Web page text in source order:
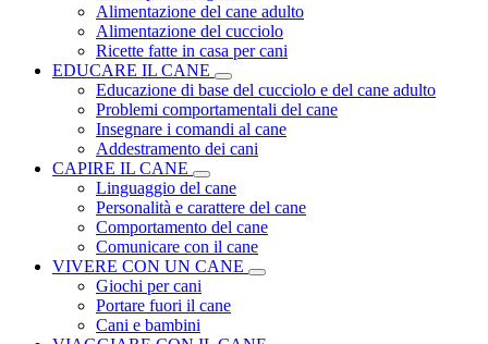
Alimentazione del cane adulto
Alimentazione del cucciolo
Ricette fatte in casa per cani
EDUCARE IL CANE
Educazione di base del cucciolo e del cane adulto
Problemi comportamentali del cane
Insegnare i comandi al cane
Addestramento dei cani
CAPIRE IL CANE
Linguaggio del cane
Personalità e carattere del cane
Comportamento del cane
Comunicare con il cane
VIVERE CON UN CANE
Giochi per cani
Portare fuori il cane
Cani e bambini